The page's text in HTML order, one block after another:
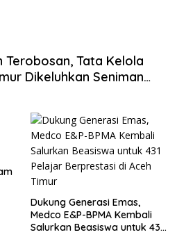
Terobosan, Tata Kelola
Dikeluhkan Seniman
Dukung Generasi Emas,
Medco E&P-BPMA Kembali
Salurkan Beasiswa untuk 431